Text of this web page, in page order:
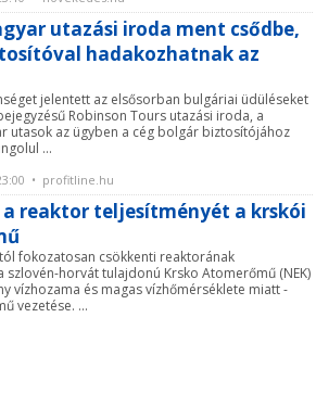
utazási iroda ment csődbe,
hadakozhatnak az
jelentett az elsősorban bulgáriai üdüléseket
Robinson Tours utazási iroda, a
utasok az ügyben a cég bolgár biztosítójához
...
• profitline.hu
a reaktor teljesítményét a krskói
fokozatosan csökkenti reaktorának
szlovén-horvát tulajdonú Krsko Atomerőmű (NEK)
vízhozama és magas vízhőmérséklete miatt -
vezetése. ...